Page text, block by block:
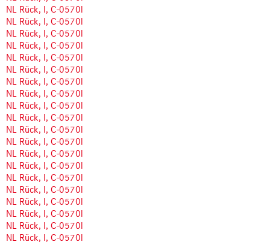
NL Rück, I, C-0570l
NL Rück, I, C-0570l
NL Rück, I, C-0570l
NL Rück, I, C-0570l
NL Rück, I, C-0570l
NL Rück, I, C-0570l
NL Rück, I, C-0570l
NL Rück, I, C-0570l
NL Rück, I, C-0570l
NL Rück, I, C-0570l
NL Rück, I, C-0570l
NL Rück, I, C-0570l
NL Rück, I, C-0570l
NL Rück, I, C-0570l
NL Rück, I, C-0570l
NL Rück, I, C-0570l
NL Rück, I, C-0570l
NL Rück, I, C-0570l
NL Rück, I, C-0570l
NL Rück, I, C-0570l